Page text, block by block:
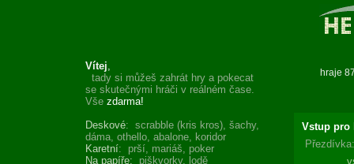
Vítej,
tady si můžeš zahrát hry a pokecat
se skutečnými hráči v reálném čase.
Vše zdarma!
Deskové: scrabble (kris kros), šachy,
dáma, othello, abalone, koridor
Karetní: prší, mariáš, poker
Na papíře: piškvorky, lodě
Vstup pro
Přezdívka: